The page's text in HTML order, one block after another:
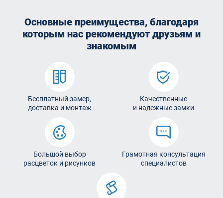
Основные преимущества, благодаря
которым нас рекомендуют друзьям и
знакомым
Бесплатный замер,
доставка и монтаж
Качественные
и надежные замки
Большой выбор
расцветок и рисунков
Грамотная консультация
специалистов